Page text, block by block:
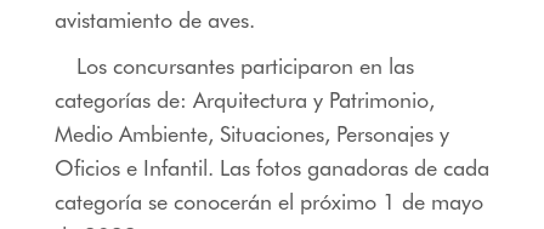
avistamiento de aves.
Los concursantes participaron en las
categorías de: Arquitectura y Patrimonio,
Medio Ambiente, Situaciones, Personajes y
Oficios e Infantil. Las fotos ganadoras de cada
categoría se conocerán el próximo 1 de mayo